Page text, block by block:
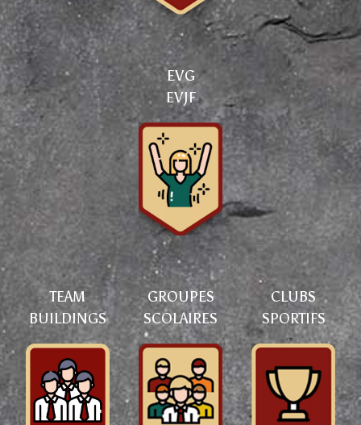
EVG
EVJF
TEAM
BUILDINGS
GROUPES
SCOLAIRES
CLUBS
SPORTIFS